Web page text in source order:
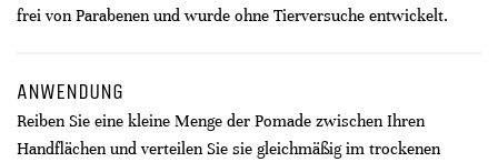
frei von Parabenen und wurde ohne Tierversuche entwickelt.
ANWENDUNG
Reiben Sie eine kleine Menge der Pomade zwischen Ihren
Handflächen und verteilen Sie sie gleichmäßig im trockenen